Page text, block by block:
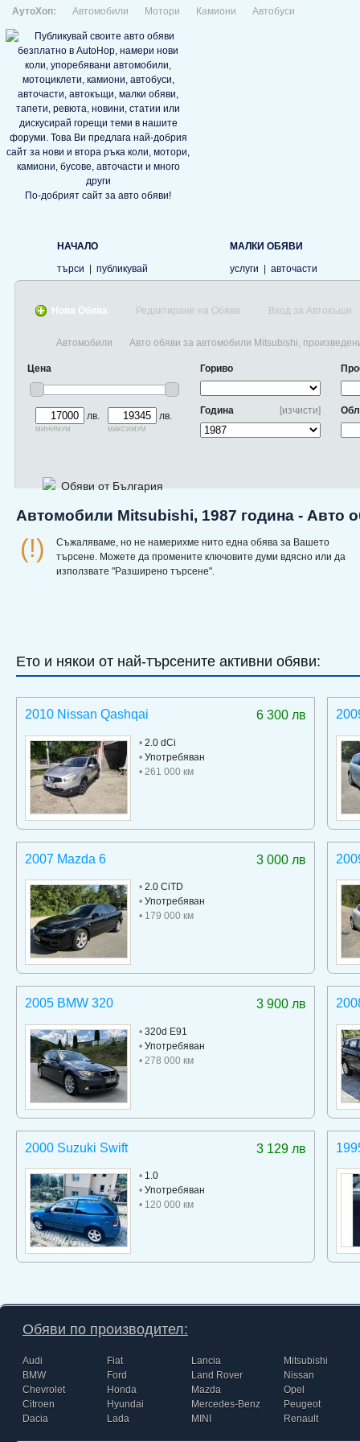
АутоХоп: Автомобили Мотори Камиони Автобуси
По-добрият сайт за авто обяви!
НАЧАЛО
търси
публикувай
МАЛКИ ОБЯВИ
услуги
авточасти
Нова Обява Редактиране на Обява Вход за Автокъщи
Автомобили Авто обяви за автомобили Mitsubishi,
Цена
лв.
минимум
лв.
максимум
Гориво
[изчисти]
Година
Обяви от България
Автомобили Mitsubishi, 1987 година - Авто
(!)
Съжаляваме, но не намерихме нито една обява за Вашето
търсене. Можете да промените ключовите думи вдясно или да
използвате "Разширено търсене".
Ето и някои от най-търсените активни обяви:
6 300 лв
2010 Nissan Qashqai
• 2.0 dCi
• Употребяван
• 261 000 км
3 000 лв
2007 Mazda 6
• 2.0 CiTD
• Употребяван
• 179 000 км
3 900 лв
2005 BMW 320
• 320d E91
• Употребяван
• 278 000 км
3 129 лв
2000 Suzuki Swift
• 1.0
• Употребяван
• 120 000 км
Обяви по производител:
Audi
BMW
Chevrolet
Citroen
Dacia
Fiat
Ford
Honda
Hyundai
Lada
Lancia
Land Rover
Mazda
Mercedes-Benz
MINI
Mitsubishi
Nissan
Opel
Peugeot
Renault